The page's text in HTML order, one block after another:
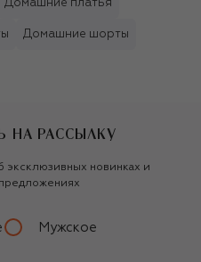
Домашние платья
Домашние шорты
НА РАССЫЛКУ
эксклюзивных новинках и
Мужское